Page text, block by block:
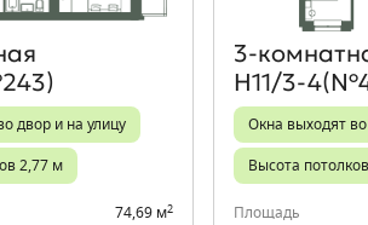
двор и на улицу
2,77 м
74,69 м2
Н11/3-
Окна выходят
Высота
Площадь